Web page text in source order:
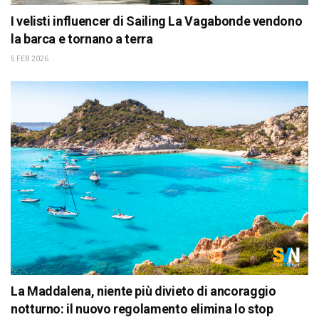
I velisti influencer di Sailing La Vagabonde vendono
la barca e tornano a terra
5 FEB 2026
La Maddalena, niente più divieto di ancoraggio
notturno: il nuovo regolamento elimina lo stop